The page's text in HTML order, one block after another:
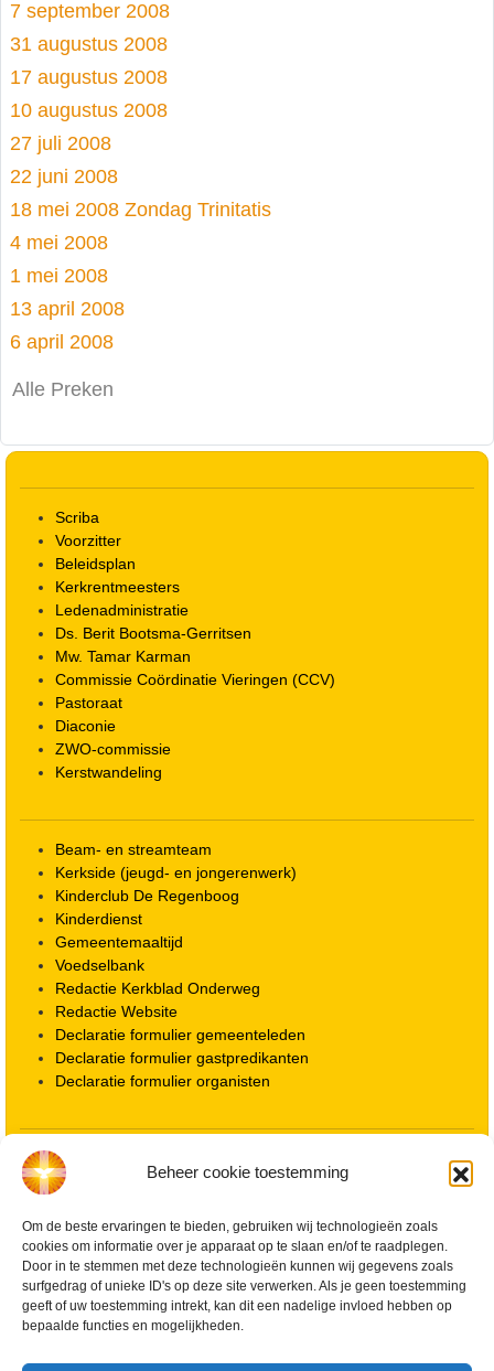
Beheer cookie toestemming
Om de beste ervaringen te bieden, gebruiken wij technologieën zoals
cookies om informatie over je apparaat op te slaan en/of te raadplegen.
Door in te stemmen met deze technologieën kunnen wij gegevens zoals
surfgedrag of unieke ID's op deze site verwerken. Als je geen toestemming
geeft of uw toestemming intrekt, kan dit een nadelige invloed hebben op
bepaalde functies en mogelijkheden.
7 september 2008
31 augustus 2008
17 augustus 2008
10 augustus 2008
27 juli 2008
22 juni 2008
18 mei 2008 Zondag Trinitatis
4 mei 2008
1 mei 2008
13 april 2008
6 april 2008
Alle Preken
Scriba
Voorzitter
Beleidsplan
Kerkrentmeesters
Ledenadministratie
Ds. Berit Bootsma-Gerritsen
Mw. Tamar Karman
Commissie Coördinatie Vieringen (CCV)
Pastoraat
Diaconie
ZWO-commissie
Kerstwandeling
Beam- en streamteam
Kerkside (jeugd- en jongerenwerk)
Kinderclub De Regenboog
Kinderdienst
Gemeentemaaltijd
Voedselbank
Redactie Kerkblad Onderweg
Redactie Website
Declaratie formulier gemeenteleden
Declaratie formulier gastpredikanten
Declaratie formulier organisten
Locatie kerk
ANBI informatie PGWD
Vrienden van de Grote Kerk
Info Kerkelijke gebouwen / koster
Redactiestatuut voor kerkblad en website
Beleid Veilige Kerk en gedragscode
Privacy
Cookiebeleid (EU)